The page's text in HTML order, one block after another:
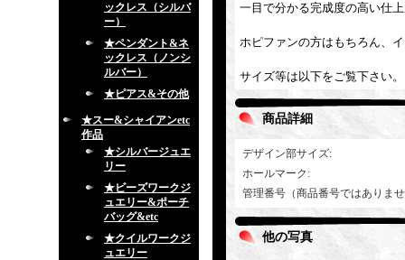
ックレス（シルバ
ー）
★ペンダント&ネ
ックレス（ノンシ
ルバー）
★ピアス&その他
★スー&シャイアンetc
作品
★シルバージュエ
リー
★ビーズワークジ
ュエリー&ポーチ
バッグ&etc
★クイルワークジ
ュエリー
一目で分かる完成度の高い仕
ホピファンの方はもちろん、
サイズ等は以下をご覧下さい。
商品詳細
デザイン部サイズ:
ホールマーク :
管理番号（商品番号ではありま
他の写真